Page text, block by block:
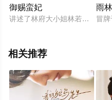
御赐蛮妃
讲述了林府大小姐林若（闫金
雨
冒
相关推荐